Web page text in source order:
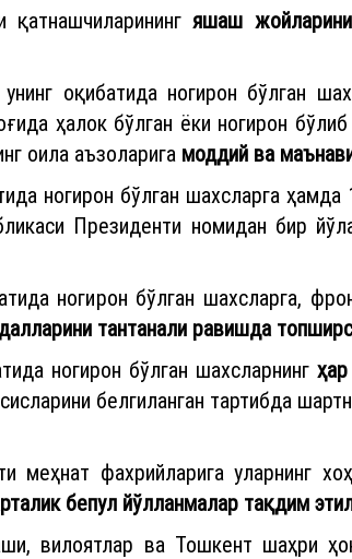
яшаш жойларини
оқибатида ногирон бўлган
ҳалок бўлган ёки ногирон
оила аъзоларига моддий ва
ногирон бўлган шахсларга
Президенти номидан бир
ногирон бўлган шахсларга,
тантанали равишда
ногирон бўлган шахсларнинг
белгиланган тартибда
фахрийларига уларнинг
бепул йўлланмалар тақдим
вилоятлар ва Тошкент шаҳри